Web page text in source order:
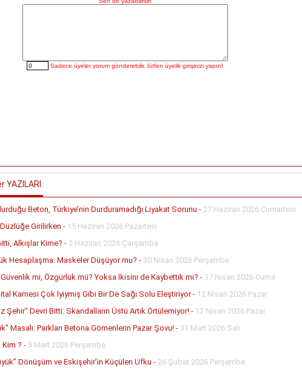
YAZILARI
Beton, Türkiye’nin Durduramadığı Liyakat Sorunu - 27 Haziran 2026 Cumartesi
Girilirken - 15 Haziran 2026 Pazartesi
Alkışlar Kime? - 3 Haziran 2026 Çarşamba
Hesaplaşma: Maskeler Düşüyor mu? - 30 Nisan 2026 Perşembe
mi, Özgürlük mü? Yoksa İkisini de Kaybettik mi? - 17 Nisan 2026 Cuma
Karnesi Çok İyiymiş Gibi Bir De Sağı Solu Eleştiriyor- 12 Nisan 2026 Pazar
Şehir" Devri Bitti: Skandalların Üstü Artık Örtülemiyor! - 12 Nisan 2026 Pazar
Masalı: Parkları Betona Gömenlerin Pazar Şovu! - 31 Mart 2026 Salı
Kim ? - 5 Mart 2026 Perşembe
Dönüşüm ve Eskişehir’in Küçülen Ufku - 26 Şubat 2026 Perşembe